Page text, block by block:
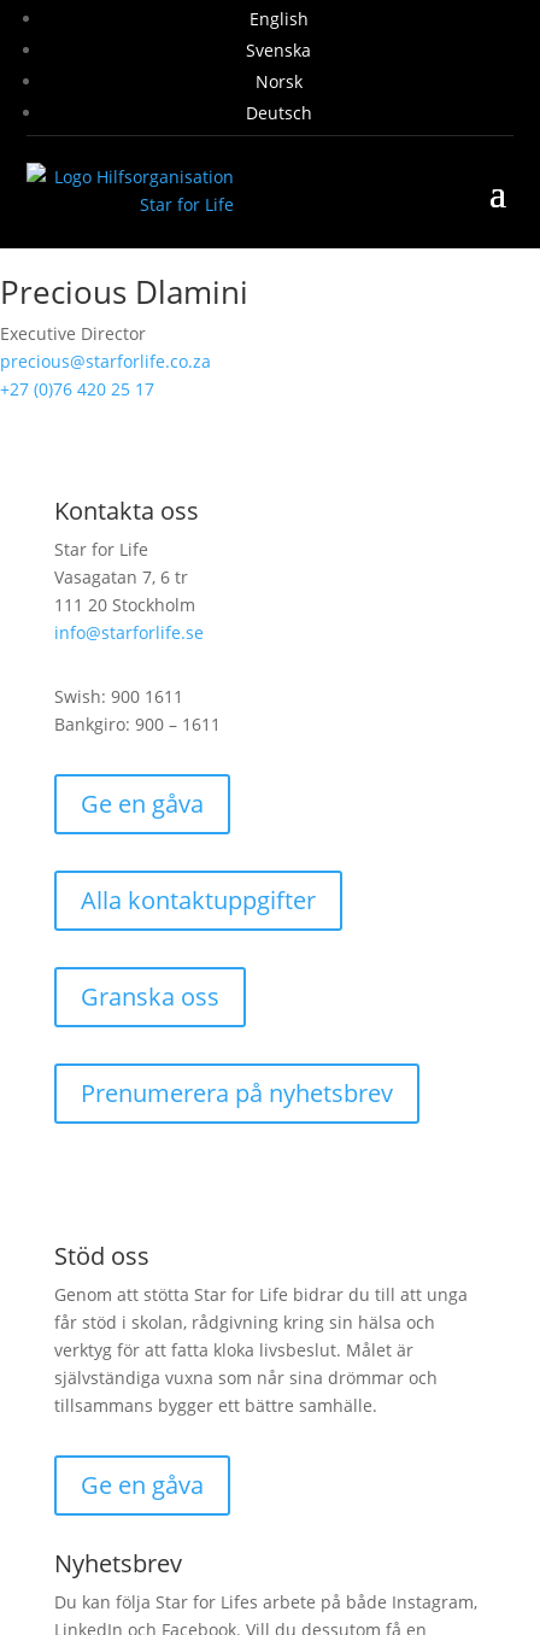
English
Svenska
Norsk
Deutsch
Precious Dlamini
Executive Director
precious@starforlife.co.za
+27 (0)76 420 25 17
Kontakta oss
Star for Life
Vasagatan 7, 6 tr
111 20 Stockholm
info@starforlife.se
Swish: 900 1611
Bankgiro: 900 – 1611
Ge en gåva
Alla kontaktuppgifter
Granska oss
Prenumerera på nyhetsbrev
Stöd oss
Genom att stötta Star for Life bidrar du till att unga
får stöd i skolan, rådgivning kring sin hälsa och
verktyg för att fatta kloka livsbeslut. Målet är
självständiga vuxna som når sina drömmar och
tillsammans bygger ett bättre samhälle.
Ge en gåva
Nyhetsbrev
Du kan följa Star for Lifes arbete på både Instagram,
LinkedIn och Facebook. Vill du dessutom få en